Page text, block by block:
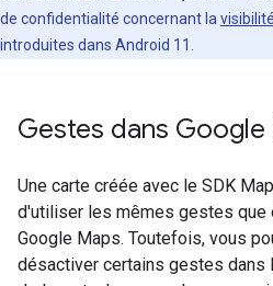
de confidentialité concernant la
introduites dans Android 11.
Gestes dans Google
Une carte créée avec le SDK
d'utiliser les mêmes gestes que
Google Maps. Toutefois, vous
désactiver certains gestes dans